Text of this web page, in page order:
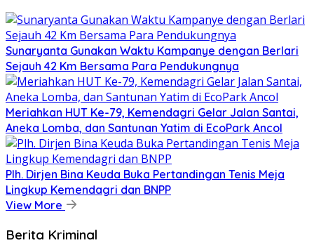
Sunaryanta Gunakan Waktu Kampanye dengan Berlari
Sejauh 42 Km Bersama Para Pendukungnya
Meriahkan HUT Ke-79, Kemendagri Gelar Jalan Santai,
Aneka Lomba, dan Santunan Yatim di EcoPark Ancol
Plh. Dirjen Bina Keuda Buka Pertandingan Tenis Meja
Lingkup Kemendagri dan BNPP
View More
Berita Kriminal